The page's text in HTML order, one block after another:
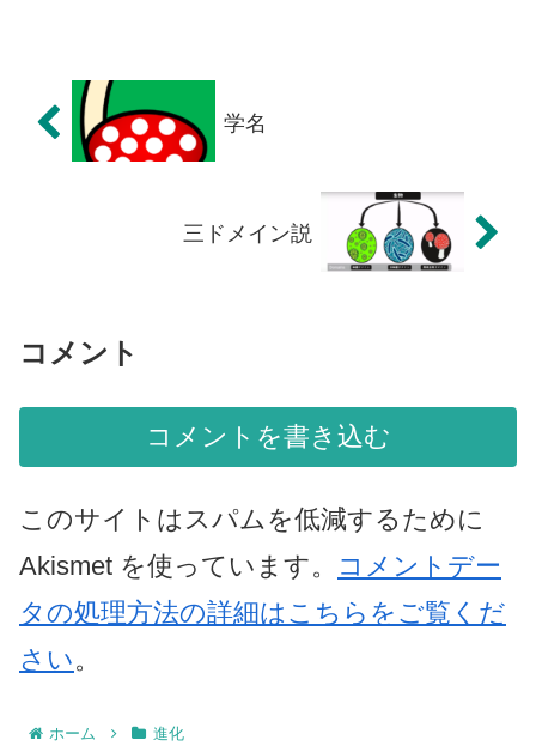
学名
三ドメイン説
コメント
コメントを書き込む
このサイトはスパムを低減するために
Akismet を使っています。
コメントデー
タの処理方法の詳細はこちらをご覧くだ
さい。
ホーム 進化